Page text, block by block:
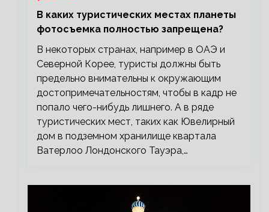
В каких туристических местах планеты
фотосъемка полностью запрещена?
В некоторых странах, например в ОАЭ и
Северной Корее, туристы должны быть
предельно внимательны к окружающим
достопримечательностям, чтобы в кадр не
попало чего-нибудь лишнего. А в ряде
туристических мест, таких как Ювелирный
дом в подземном хранилище квартала
Ватерлоо Лондонского Тауэра,…